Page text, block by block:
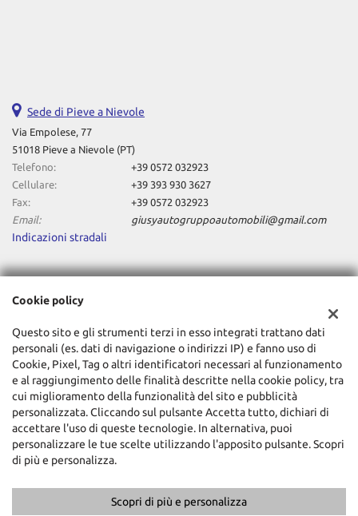
Sede di Pieve a Nievole
Via Empolese, 77
51018 Pieve a Nievole (PT)
Telefono:
+39 0572 032923
Cellulare:
+39 393 930 3627
Fax:
+39 0572 032923
Email:
giusyautogruppoautomobili@gmail.com
Indicazioni stradali
Dati fiscali:
Via Empolese, 77, Pieve a Nievole (PT)
C.F/P.IVA:01831850472
Registro delle imprese:PT
Copyright © 2026 GestionaleAuto.com S.r.l., Tutti i diritti riservati -
Cookie policy
Questo sito e gli strumenti terzi in esso integrati trattano dati
personali (es. dati di navigazione o indirizzi IP) e fanno uso di
Cookie, Pixel, Tag o altri identificatori necessari al funzionamento
e al raggiungimento delle finalità descritte nella cookie policy, tra
cui miglioramento della funzionalità del sito e pubblicità
personalizzata. Cliccando sul pulsante Accetta tutto, dichiari di
accettare l'uso di queste tecnologie. In alternativa, puoi
personalizzare le tue scelte utilizzando l'apposito pulsante. Scopri
di più e personalizza.
Scopri di più e personalizza